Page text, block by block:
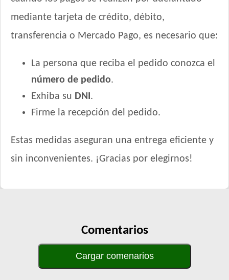
mediante tarjeta de crédito, débito,
transferencia o Mercado Pago, es necesario que:
La persona que reciba el pedido conozca el
número de pedido.
Exhiba su DNI.
Firme la recepción del pedido.
Estas medidas aseguran una entrega eficiente y
sin inconvenientes. ¡Gracias por elegirnos!
Comentarios
Cargar comenarios